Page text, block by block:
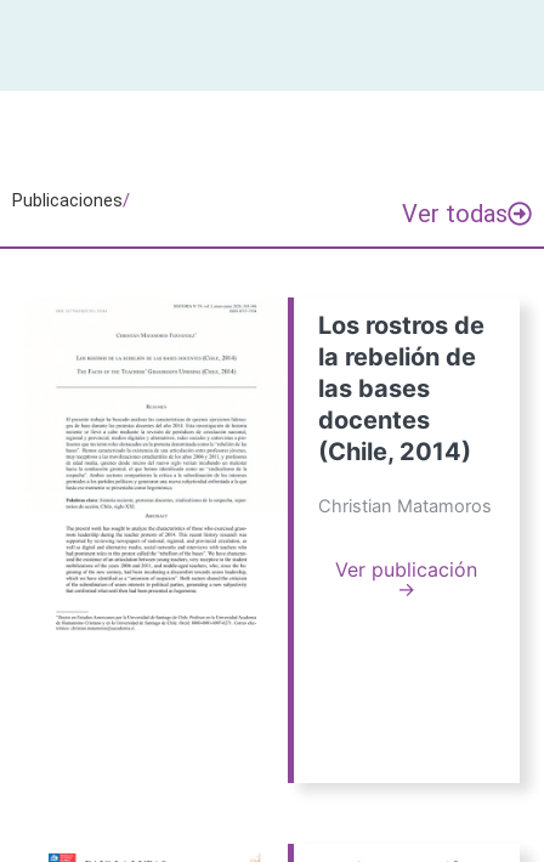
Publicaciones/ Ver todas
Los rostros de
la rebelión de
las bases
docentes
(Chile, 2014)
Christian Matamoros
Ver publicación
→